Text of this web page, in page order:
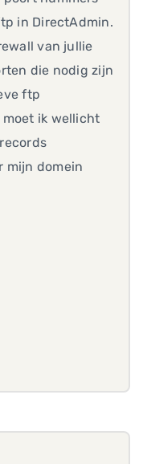
in DirectAdmin.
van jullie
die nodig zijn
ftp
ik wellicht
mijn domein